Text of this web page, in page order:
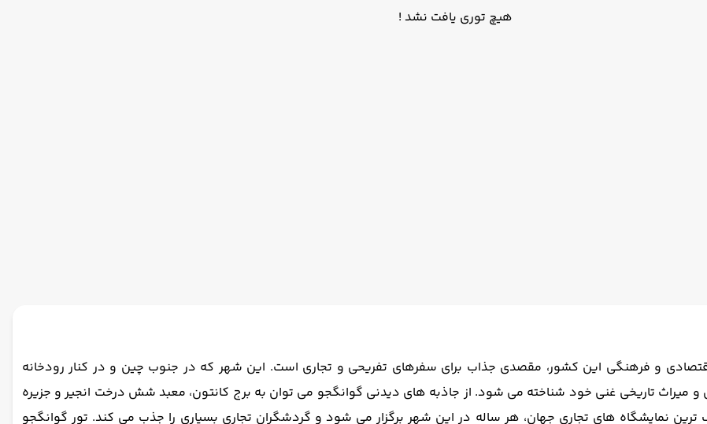
هیچ توری یافت نشد !
و فرهنگی این کشور، مقصدی جذاب برای سفرهای تفریحی و تجاری است. این شهر که در جنوب چین و در کنار رودخانه
و میراث تاریخی غنی خود شناخته می شود. از جاذبه های دیدنی گوانگجو می توان به برج کانتون، معبد شش درخت انجیر و جزیره
ترین نمایشگاه های تجاری جهان، هر ساله در این شهر برگزار می شود و گردشگران تجاری بسیاری را جذب می کند. تور گوانگجو